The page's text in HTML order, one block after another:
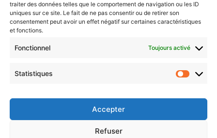
traiter des données telles que le comportement de navigation ou les ID
uniques sur ce site. Le fait de ne pas consentir ou de retirer son
consentement peut avoir un effet négatif sur certaines caractéristiques
et fonctions.
Fonctionnel Toujours activé
Statistiques
Accepter
Refuser
un message a été
fonctionnent les
Politique de cookies (UE)
Nous contacter